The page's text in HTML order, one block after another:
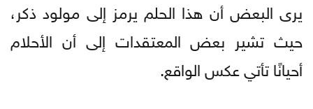
يرى البعض أن هذا الحلم يرمز إلى مولود ذكر،
حيث تشير بعض المعتقدات إلى أن الأحلام
أحيانًا تأتي عكس الواقع.